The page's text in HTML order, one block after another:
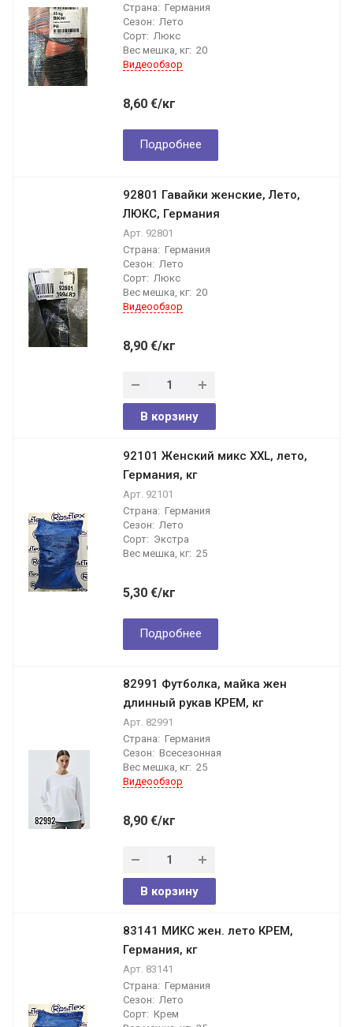
Страна: Германия
Сезон: Лето
Сорт: Люкс
Вес мешка, кг: 20
Видеообзор
8,60 €/кг
Подробнее
92801 Гавайки женские, Лето,
ЛЮКС, Германия
Арт. 92801
Страна: Германия
Сезон: Лето
Сорт: Люкс
Вес мешка, кг: 20
Видеообзор
8,90 €/кг
В корзину
92101 Женский микс XXL, лето,
Германия, кг
Арт. 92101
Страна: Германия
Сезон: Лето
Сорт: Экстра
Вес мешка, кг: 25
5,30 €/кг
Подробнее
82991 Футболка, майка жен
длинный рукав КРЕМ, кг
Арт. 82991
Страна: Германия
Сезон: Всесезонная
Вес мешка, кг: 25
Видеообзор
8,90 €/кг
В корзину
83141 МИКС жен. лето КРЕМ,
Германия, кг
Арт. 83141
Страна: Германия
Сезон: Лето
Сорт: Крем